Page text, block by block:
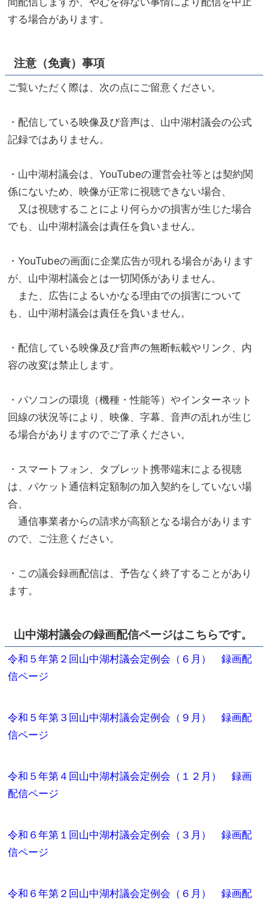
する場合があります。
注意（免責）事項
ご覧いただく際は、次の点にご留意ください。
・配信している映像及び音声は、山中湖村議会の公式
記録ではありません。
・山中湖村議会は、YouTubeの運営会社等とは契約関
係にないため、映像が正常に視聴できない場合、
又は視聴することにより何らかの損害が生じた場合
でも、山中湖村議会は責任を負いません。
・YouTubeの画面に企業広告が現れる場合があります
が、山中湖村議会とは一切関係がありません。
また、広告によるいかなる理由での損害について
も、山中湖村議会は責任を負いません。
・配信している映像及び音声の無断転載やリンク、内
容の改変は禁止します。
・パソコンの環境（機種・性能等）やインターネット
回線の状況等により、映像、字幕、音声の乱れが生じ
る場合がありますのでご了承ください。
・スマートフォン、タブレット携帯端末による視聴
は、パケット通信料定額制の加入契約をしていない場
合、
通信事業者からの請求が高額となる場合があります
ので、ご注意ください。
・この議会録画配信は、予告なく終了することがあり
ます。
山中湖村議会の録画配信ページはこちらです。
令和５年第２回山中湖村議会定例会（６月） 録画配
信ページ
令和５年第３回山中湖村議会定例会（９月） 録画配
信ページ
令和５年第４回山中湖村議会定例会（１２月） 録画
配信ページ
令和６年第１回山中湖村議会定例会（３月） 録画配
信ページ
令和６年第２回山中湖村議会定例会（６月） 録画配